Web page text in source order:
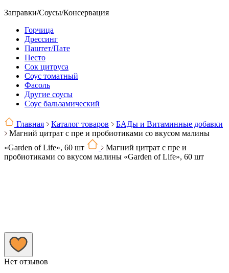
Заправки/Соусы/Консервация
Горчица
Дрессинг
Паштет/Пате
Песто
Сок цитруса
Соус томатный
Фасоль
Другие соусы
Соус бальзамический
Главная Каталог товаров
БАДы и Витаминные добавки
Магний цитрат с пре и пробиотиками со вкусом малины
«Garden of Life», 60 шт
Магний цитрат с пре и
пробиотиками со вкусом малины «Garden of Life», 60 шт
Нет отзывов